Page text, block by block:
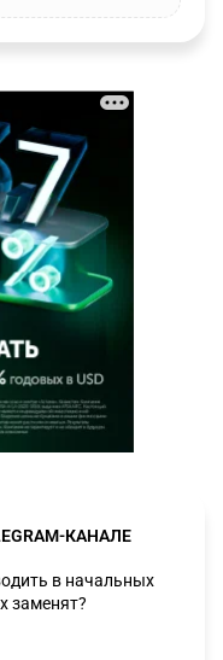
КАНАЛЕ
в начальных
заменят?